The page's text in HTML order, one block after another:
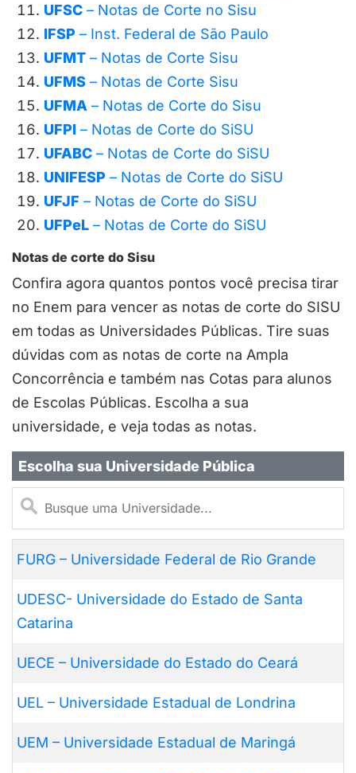
UFSC – Notas de Corte no Sisu
IFSP – Inst. Federal de São Paulo
UFMT – Notas de Corte Sisu
UFMS – Notas de Corte Sisu
UFMA – Notas de Corte do Sisu
UFPI – Notas de Corte do SiSU
UFABC – Notas de Corte do SiSU
UNIFESP – Notas de Corte do SiSU
UFJF – Notas de Corte do SiSU
UFPeL – Notas de Corte do SiSU
Notas de corte do Sisu
Confira agora quantos pontos você precisa tirar
no Enem para vencer as notas de corte do SISU
em todas as Universidades Públicas. Tire suas
dúvidas com as notas de corte na Ampla
Concorrência e também nas Cotas para alunos
de Escolas Públicas. Escolha a sua
universidade, e veja todas as notas.
Escolha sua Universidade Pública
FURG – Universidade Federal de Rio Grande
UDESC- Universidade do Estado de Santa
Catarina
UECE – Universidade do Estado do Ceará
UEL – Universidade Estadual de Londrina
UEM – Universidade Estadual de Maringá